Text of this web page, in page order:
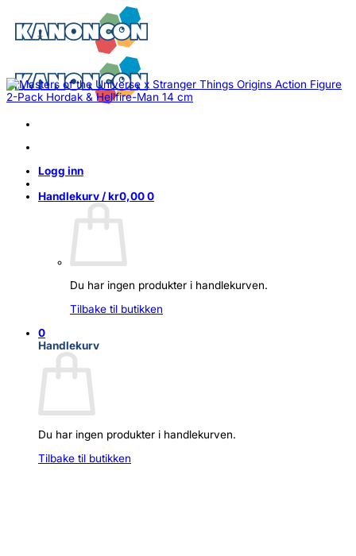
content
Logg inn
Handlekurv /kr0,000
Du har ingen produkter i handlekurven.
Tilbake til butikken
0
Handlekurv
Du har ingen produkter i handlekurven.
Tilbake til butikken